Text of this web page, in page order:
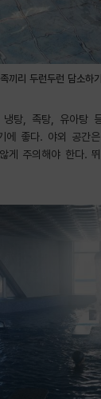
끼리 두런두런 담소하
냉탕, 족탕, 유아탕
에 좋다. 야외 공간
게 주의해야 한다.